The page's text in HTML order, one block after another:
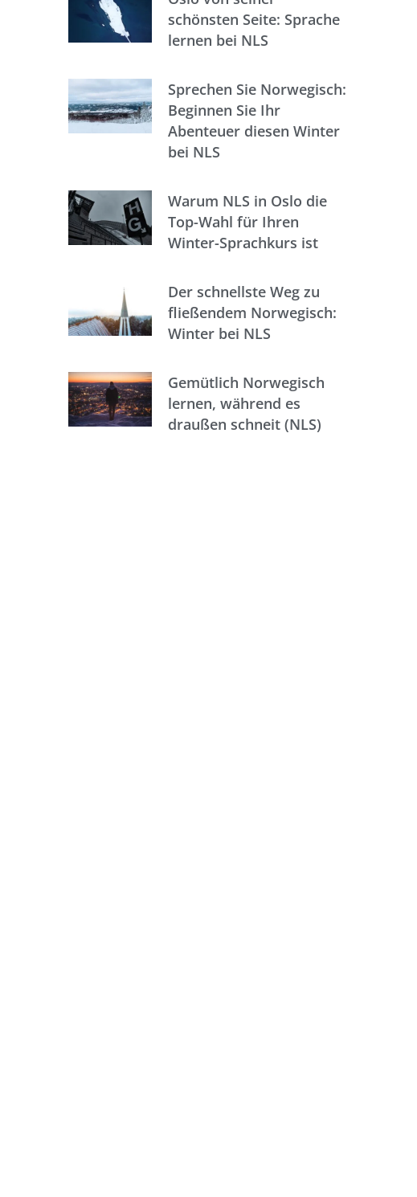
schönsten Seite: Sprache
lernen bei NLS
Sprechen Sie Norwegisch:
Beginnen Sie Ihr
Abenteuer diesen Winter
bei NLS
Warum NLS in Oslo die
Top-Wahl für Ihren
Winter-Sprachkurs ist
Der schnellste Weg zu
fließendem Norwegisch:
Winter bei NLS
Gemütlich Norwegisch
lernen, während es
draußen schneit (NLS)